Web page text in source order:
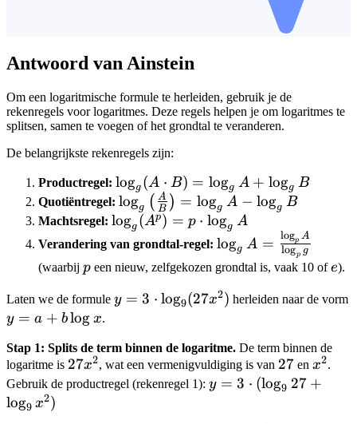
Antwoord van Ainstein
Om een logaritmische formule te herleiden, gebruik je de
rekenregels voor logaritmes. Deze regels helpen je om logaritmes te
splitsen, samen te voegen of het grondtal te veranderen.
De belangrijkste rekenregels zijn:
Productregel: \log_g
(A
\cdot
B) =
\log_g
A +
\log_g
B
logg (A ⋅ B) = logg A + logg B
Quotiëntregel: \log_g
\left(\frac{A}
{B}\right) =
\log_g A -
\log_g B
logg ( B
A ) = logg A − logg B
Machtsregel: \log_g
(A^p)
\cdot
\log_g
A
logg (Ap) = p ⋅ logg A
Verandering van grondtal-regel: \log_g A =
\frac{\log_p
A}{\log_p
g}
logg A = logp g
logp A
(waarbij p
p een nieuw, zelfgekozen grondtal is, vaak 10 ofe
e).
Laten we de formule y = 3 \cdot
y = 3 ⋅ log9(27x2) herleiden naar de vorm
y =
b
\log
x
y = a + blog x.
Stap 1: Splits de term binnen de logaritme. De term binnen de
logaritme is 27x^2
27x2, wat een vermenigvuldiging is van 27
27 en x^2
x2.
Gebruik de productregel (rekenregel 1): y = 3
y = 3 ⋅ (log9 27 +
log9 x2)